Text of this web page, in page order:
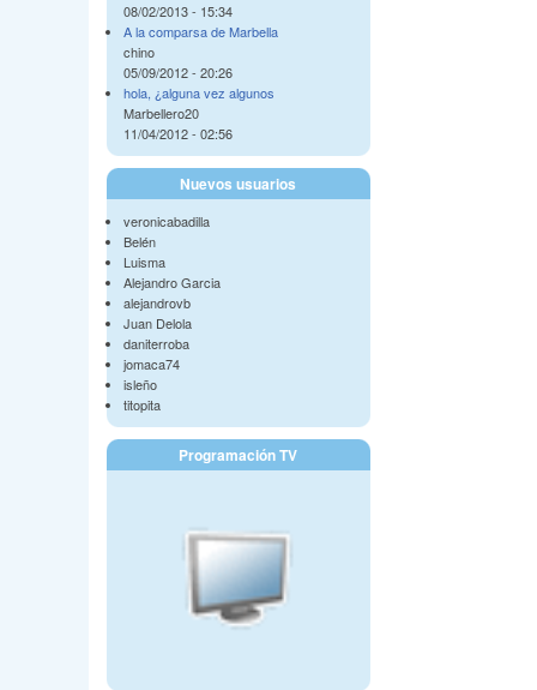
08/02/2013 - 15:34
A la comparsa de Marbella
chino
05/09/2012 - 20:26
hola, ¿alguna vez algunos
Marbellero20
11/04/2012 - 02:56
Nuevos usuarios
veronicabadilla
Belén
Luisma
Alejandro Garcia
alejandrovb
Juan Delola
daniterroba
jomaca74
isleño
titopita
Programación TV